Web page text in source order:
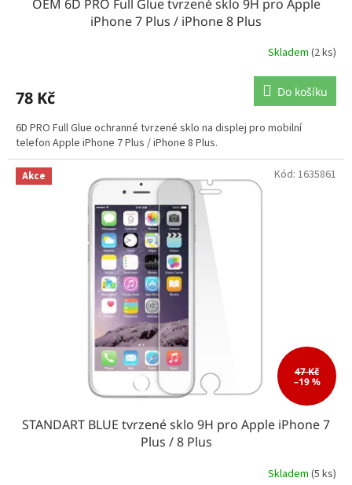
OEM 6D PRO Full Glue tvrzené sklo 9H pro Apple
iPhone 7 Plus / iPhone 8 Plus
Skladem (2 ks)
78 Kč Do košíku
6D PRO Full Glue ochranné tvrzené sklo na displej pro mobilní
telefon Apple iPhone 7 Plus / iPhone 8 Plus.
Akce
47 Kč
–19 %
STANDART BLUE tvrzené sklo 9H pro Apple iPhone 7
Plus / 8 Plus
Skladem (5 ks)
Kód: 1635861